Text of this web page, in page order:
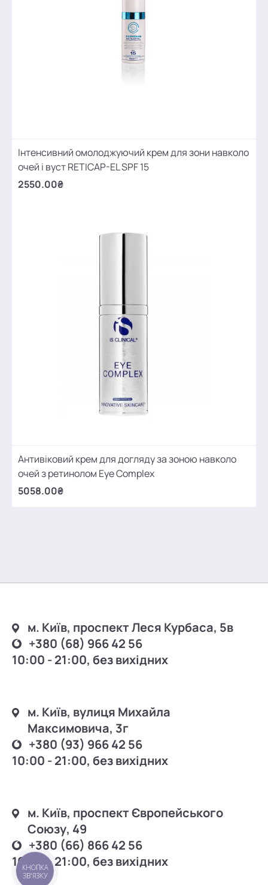
Інтенсивний омолоджуючий крем для зони навколо
очей і вуст RETICAP-EL SPF 15
2550.00₴
Антивіковий крем для догляду за зоною навколо
очей з ретинолом Eye Complex
5058.00₴
м. Київ, проспект Леся Курбаса, 5в
+380 (68) 966 42 56
10:00 - 21:00, без вихідних
м. Київ, вулиця Михайла
Максимовича, 3г
+380 (93) 966 42 56
10:00 - 21:00, без вихідних
м. Київ, проспект Європейського
Союзу, 49
+380 (66) 866 42 56
10:00 - 21:00, без вихідних
КНОПКА
ЗВ'ЯЗКУ